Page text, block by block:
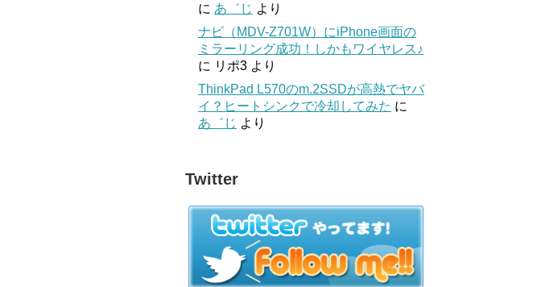
に あ゛じ より
ナビ（MDV-Z701W）にiPhone画面の
ミラーリング成功！しかもワイヤレス♪
に リポ3 より
ThinkPad L570のm.2SSDが高熱でヤバ
イ？ヒートシンクで冷却してみた に
あ゛じ より
Twitter